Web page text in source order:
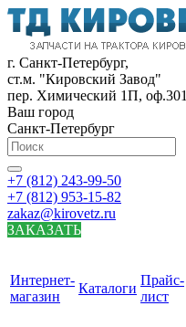
г. Санкт-Петербург,
ст.м. "Кировский Завод"
пер. Химический 1П, оф.301
Ваш город
Санкт-Петербург
+7 (812) 243-99-50
+7 (812) 953-15-82
zakaz@kirovetz.ru
ЗАКАЗАТЬ
Интернет-
магазин
Каталоги
Прайс-
лист